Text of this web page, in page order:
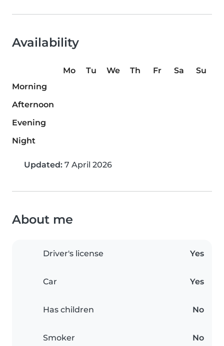
Availability
Mo Tu We Th Fr Sa
Su
Morning
Afternoon
Evening
Night
Updated: 7 April 2026
About me
Driver's license Yes
Car Yes
Has children No
Smoker No